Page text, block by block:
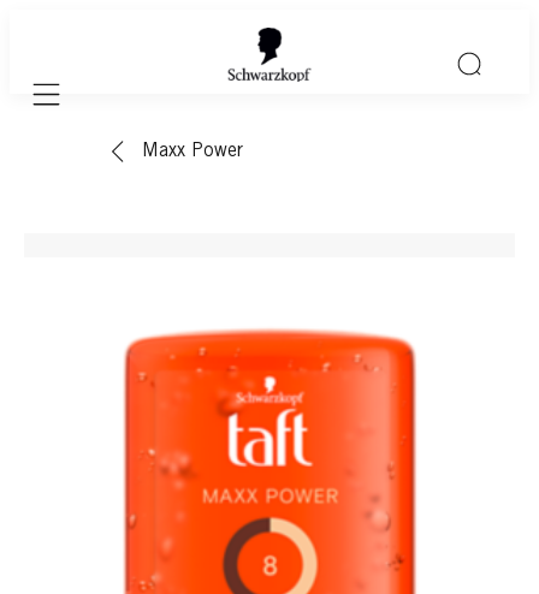
Mobile navigation
Maxx Power